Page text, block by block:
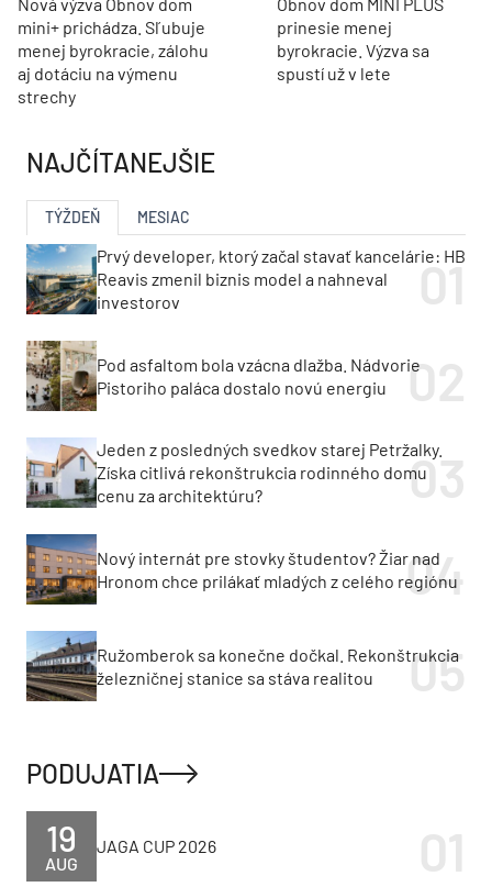
mini+ prichádza. Sľubuje
menej byrokracie, zálohu
aj dotáciu na výmenu
strechy
prinesie menej
byrokracie. Výzva sa
spustí už v lete
NAJČÍTANEJŠIE
TÝŽDEŇ MESIAC
Prvý developer, ktorý začal stavať kancelárie: HB
Reavis zmenil biznis model a nahneval
investorov
Pod asfaltom bola vzácna dlažba. Nádvorie
Pistoriho paláca dostalo novú energiu
Jeden z posledných svedkov starej Petržalky.
Získa citlivá rekonštrukcia rodinného domu
cenu za architektúru?
Nový internát pre stovky študentov? Žiar nad
Hronom chce prilákať mladých z celého regiónu
Ružomberok sa konečne dočkal. Rekonštrukcia
železničnej stanice sa stáva realitou
PODUJATIA
AUG
19 JAGA CUP 2026